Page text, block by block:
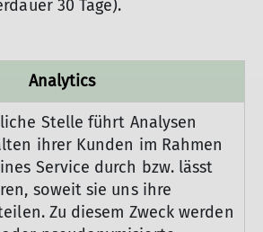
30 Tage).
Analytics
Stelle führt Analysen
ihrer Kunden im Rahmen
Service durch bzw. lässt
soweit sie uns ihre
Zu diesem Zweck werden